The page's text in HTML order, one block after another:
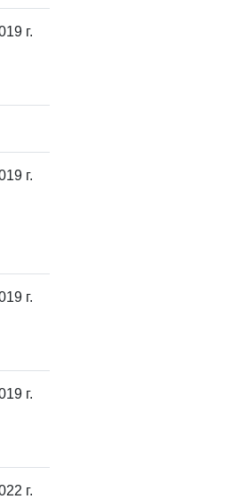
г.
г.
г.
г.
г.